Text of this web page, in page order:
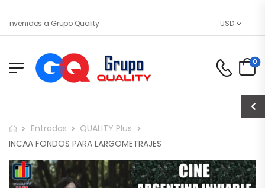
a Grupo Quality USD
0
Entradas
QUALITY Plus
INCAA FONDOS PARA LARGOMETRAJES